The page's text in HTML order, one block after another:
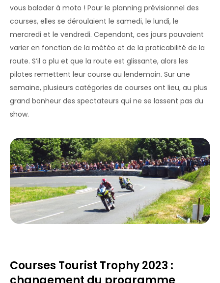
vous balader à moto ! Pour le planning prévisionnel des
courses, elles se déroulaient le samedi, le lundi, le
mercredi et le vendredi. Cependant, ces jours pouvaient
varier en fonction de la météo et de la praticabilité de la
route. S’il a plu et que la route est glissante, alors les
pilotes remettent leur course au lendemain. Sur une
semaine, plusieurs catégories de courses ont lieu, au plus
grand bonheur des spectateurs qui ne se lassent pas du
show.
Courses Tourist Trophy 2023 :